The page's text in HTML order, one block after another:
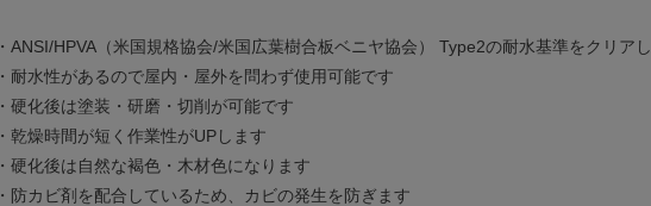
・ANSI/HPVA（米国規格協会/米国広葉樹合板ベニヤ協会） Type2の耐水基準をクリア
・耐水性があるので屋内・屋外を問わず使用可能です
・硬化後は塗装・研磨・切削が可能です
・乾燥時間が短く作業性がUPします
・硬化後は自然な褐色・木材色になります
・防カビ剤を配合しているため、カビの発生を防ぎます